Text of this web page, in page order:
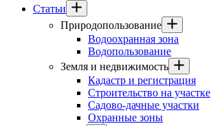
Статьи
Природопользование
Водоохранная зона
Водопользование
Земля и недвижимость
Кадастр и регистрация
Строительство на участке
Садово-дачные участки
Охранные зоны